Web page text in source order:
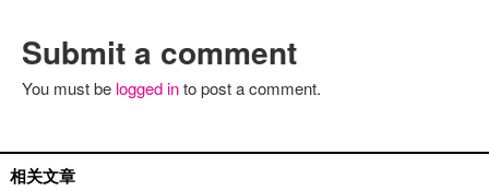
Submit a comment
You must be logged into post a comment.
相关文章